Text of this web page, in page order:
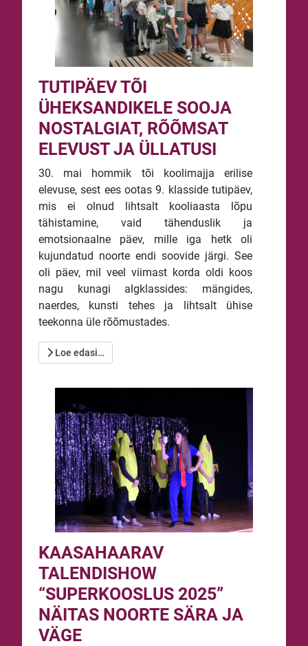
TUTIPÄEV TÕI
ÜHEKSANDIKELE SOOJA
NOSTALGIAT, RÕÕMSAT
ELEVUST JA ÜLLATUSI
30. mai hommik tõi koolimajja erilise
elevuse, sest ees ootas 9. klasside tutipäev,
mis ei olnud lihtsalt kooliaasta lõpu
tähistamine, vaid tähenduslik ja
emotsionaalne päev, mille iga hetk oli
kujundatud noorte endi soovide järgi. See
oli päev, mil veel viimast korda oldi koos
nagu kunagi algklassides: mängides,
naerdes, kunsti tehes ja lihtsalt ühise
teekonna üle rõõmustades.
Loe edasi…
KAASAHAARAV
TALENDISHOW
“SUPERKOOSLUS 2025”
NÄITAS NOORTE SÄRA JA
VÄGE